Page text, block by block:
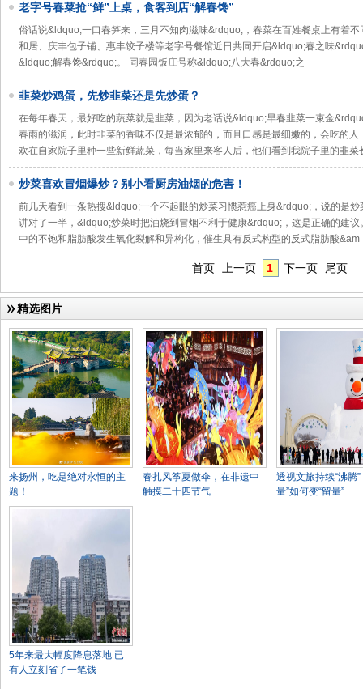
老字号春菜抢“鲜”上桌，食客到店“解春馋”
俗话说&ldquo;一口春笋来，三月不知肉滋味&rdquo;，春菜在百姓餐桌上有着
和居、庆丰包子铺、惠丰饺子楼等老字号餐馆近日共同开启&ldquo;春之味
&ldquo;解春馋&rdquo;。 同春园饭庄号称&ldquo;八大春&rdquo;之
韭菜炒鸡蛋，先炒韭菜还是先炒蛋？
在每年春天，最好吃的蔬菜就是韭菜，因为老话说&ldquo;早春韭菜一束金
春雨的滋润，此时韭菜的香味不仅是最浓郁的，而且口感是最细嫩的，会吃的
欢在自家院子里种一些新鲜蔬菜，每当家里来客人后，他们看到我院子里的韭菜
炒菜喜欢冒烟爆炒？别小看厨房油烟的危害！
前几天看到一条热搜&ldquo;一个不起眼的炒菜习惯惹癌上身&rdquo;，说的是
讲对了一半，&ldquo;炒菜时把油烧到冒烟不利于健康&rdquo;，这是正确的建
中的不饱和脂肪酸发生氧化裂解和异构化，催生具有反式构型的反式脂肪酸&am
首页 上一页 1 下一页 尾页
精选图片
来扬州，吃是绝对永恒的主
题！
春扎风筝夏做伞，在非遗中
触摸二十四节气
透视文旅持续“沸腾”
量”如何变“留量”
5年来最大幅度降息落地 已
有人立刻省了一笔钱